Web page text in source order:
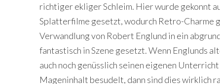
richtiger ekliger Schleim. Hier wurde gekonnt
Splatterfilme gesetzt, wodurch Retro-Charme
Verwandlung von Robert Englund in ein
fantastisch in Szene gesetzt. Wenn Englunds
auch noch genüsslich seinen eigenen
Mageninhalt besudelt, dann sind dies wirklich